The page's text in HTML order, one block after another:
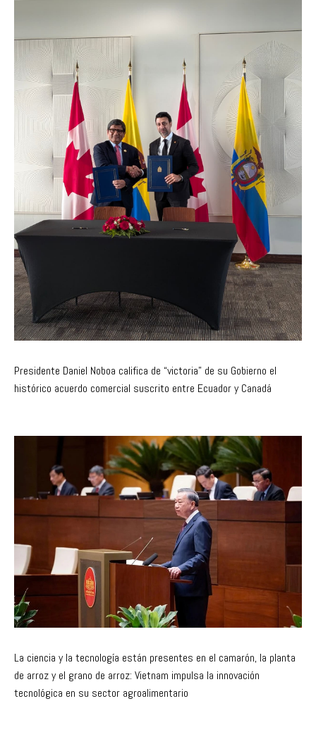
Presidente Daniel Noboa califica de “victoria” de su Gobierno el
histórico acuerdo comercial suscrito entre Ecuador y Canadá
La ciencia y la tecnología están presentes en el camarón, la planta
de arroz y el grano de arroz: Vietnam impulsa la innovación
tecnológica en su sector agroalimentario